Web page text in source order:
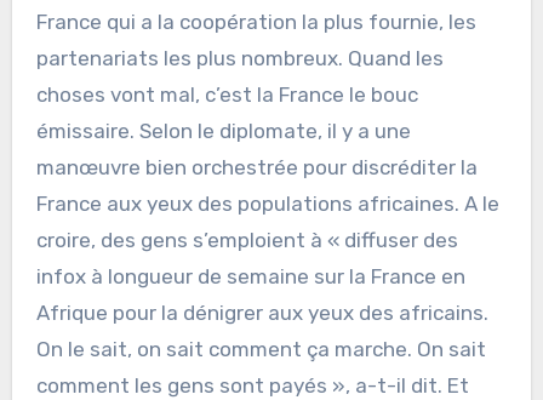
France qui a la coopération la plus fournie, les
partenariats les plus nombreux. Quand les
choses vont mal, c’est la France le bouc
émissaire. Selon le diplomate, il y a une
manœuvre bien orchestrée pour discréditer la
France aux yeux des populations africaines. A le
croire, des gens s’emploient à « diffuser des
infox à longueur de semaine sur la France en
Afrique pour la dénigrer aux yeux des africains.
On le sait, on sait comment ça marche. On sait
comment les gens sont payés », a-t-il dit. Et